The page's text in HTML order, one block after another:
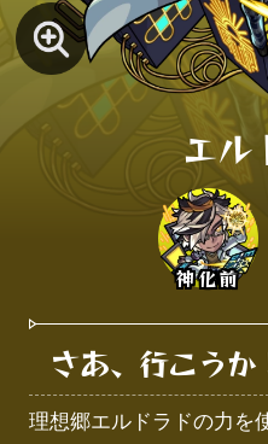
エル
神化前
さあ、行こうか
理想郷エルドラドの力を